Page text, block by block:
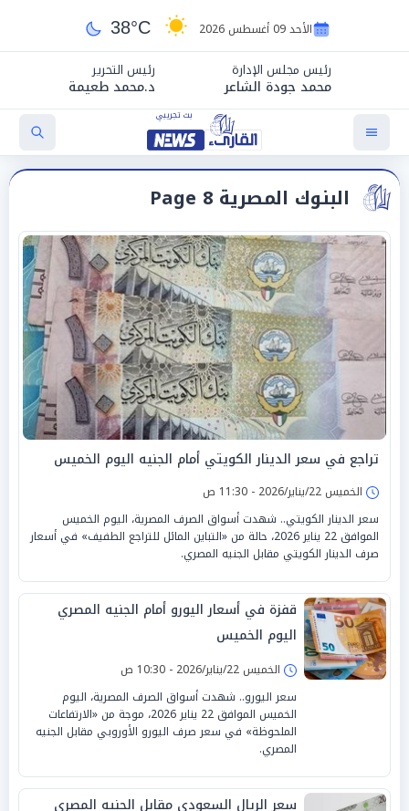
الأحد 09 أغسطس 2026 38°C
رئيس مجلس الإدارة
محمد جودة الشاعر
رئيس التحرير
د.محمد طعيمة
البنوك المصرية Page 8
تراجع في سعر الدينار الكويتي أمام الجنيه اليوم الخميس
الخميس 22/يناير/2026 - 11:30 ص
سعر الدينار الكويتي.. شهدت أسواق الصرف المصرية، اليوم الخميس
الموافق 22 يناير 2026، حالة من «التباين المائل للتراجع الطفيف» في أسعار
صرف الدينار الكويتي مقابل الجنيه المصري.
قفزة في أسعار اليورو أمام الجنيه المصري
اليوم الخميس
الخميس 22/يناير/2026 - 10:30 ص
سعر اليورو.. شهدت أسواق الصرف المصرية، اليوم
الخميس الموافق 22 يناير 2026، موجة من «الارتفاعات
الملحوظة» في سعر صرف اليورو الأوروبي مقابل الجنيه
المصري.
سعر الريال السعودي مقابل الجنيه المصري